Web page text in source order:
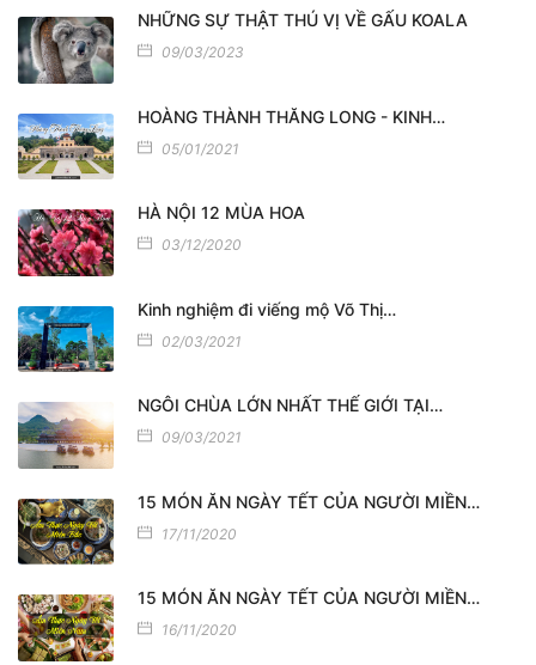
NHỮNG SỰ THẬT THÚ VỊ VỀ GẤU KOALA
09/03/2023
HOÀNG THÀNH THĂNG LONG - KINH…
05/01/2021
HÀ NỘI 12 MÙA HOA
03/12/2020
Kinh nghiệm đi viếng mộ Võ Thị…
02/03/2021
NGÔI CHÙA LỚN NHẤT THẾ GIỚI TẠI…
09/03/2021
15 MÓN ĂN NGÀY TẾT CỦA NGƯỜI MIỀN…
17/11/2020
15 MÓN ĂN NGÀY TẾT CỦA NGƯỜI MIỀN…
16/11/2020